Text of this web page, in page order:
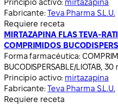
Principio activo: mirtazapina
Fabricante: Teva Pharma S.L.U.
Requiere receta
MIRTAZAPINA FLAS TEVA-
COMPRIMIDOS
Forma farmacéutica:
BUCODISPERSABLE/LIOTAB, 30
Principio activo: mirtazapina
Fabricante: Teva Pharma S.L.U.
Requiere receta